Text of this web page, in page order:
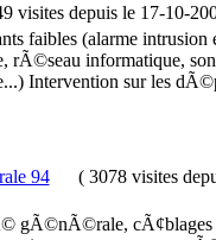
visites depuis le 17-10-
faibles (alarme intrusion
rÃ©seau informatique,
Intervention sur les
94(3078 visites
gÃ©nÃ©rale, cÃ¢blages